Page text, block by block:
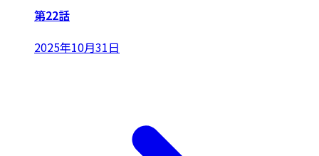
第22話
2025年10月31日